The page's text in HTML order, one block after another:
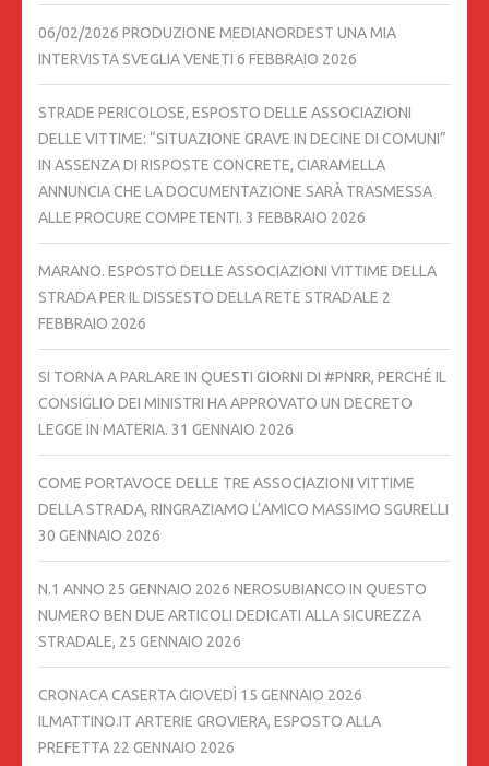
06/02/2026 PRODUZIONE MEDIANORDEST UNA MIA
INTERVISTA SVEGLIA VENETI 6 FEBBRAIO 2026
STRADE PERICOLOSE, ESPOSTO DELLE ASSOCIAZIONI
DELLE VITTIME: “SITUAZIONE GRAVE IN DECINE DI COMUNI”
IN ASSENZA DI RISPOSTE CONCRETE, CIARAMELLA
ANNUNCIA CHE LA DOCUMENTAZIONE SARÀ TRASMESSA
ALLE PROCURE COMPETENTI. 3 FEBBRAIO 2026
MARANO. ESPOSTO DELLE ASSOCIAZIONI VITTIME DELLA
STRADA PER IL DISSESTO DELLA RETE STRADALE 2
FEBBRAIO 2026
SI TORNA A PARLARE IN QUESTI GIORNI DI #PNRR, PERCHÉ IL
CONSIGLIO DEI MINISTRI HA APPROVATO UN DECRETO
LEGGE IN MATERIA. 31 GENNAIO 2026
COME PORTAVOCE DELLE TRE ASSOCIAZIONI VITTIME
DELLA STRADA, RINGRAZIAMO L’AMICO MASSIMO SGURELLI
30 GENNAIO 2026
N.1 ANNO 25 GENNAIO 2026 NEROSUBIANCO IN QUESTO
NUMERO BEN DUE ARTICOLI DEDICATI ALLA SICUREZZA
STRADALE, 25 GENNAIO 2026
CRONACA CASERTA GIOVEDÌ 15 GENNAIO 2026
ILMATTINO.IT ARTERIE GROVIERA, ESPOSTO ALLA
PREFETTA 22 GENNAIO 2026